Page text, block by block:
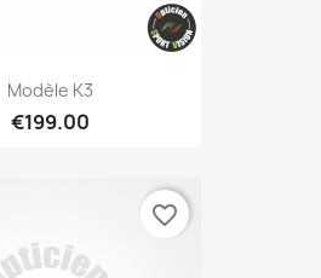
Modèle K3
€199.00
favorite_border